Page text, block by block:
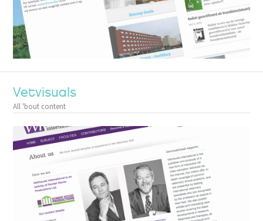
Vetvisuals
All 'bout content